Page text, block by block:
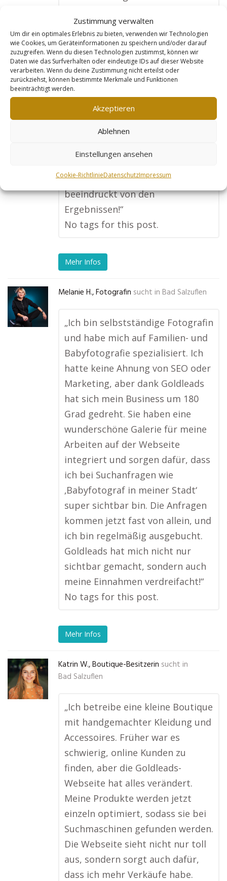
Zustimmung verwalten
Um dir ein optimales Erlebnis zu bieten, verwenden wir Technologien
wie Cookies, um Geräteinformationen zu speichern und/oder darauf
zuzugreifen. Wenn du diesen Technologien zustimmst, können wir
Daten wie das Surfverhalten oder eindeutige IDs auf dieser Website
verarbeiten. Wenn du deine Zustimmung nicht erteilst oder
zurückziehst, können bestimmte Merkmale und Funktionen
beeinträchtigt werden.
Akzeptieren
Ablehnen
Einstellungen ansehen
Cookie-RichtlinieDatenschutzImpressum
machen. Goldleads hat mir dabei
geholfen, eine professionelle
Webseite zu erstellen, die meine
Angebote klar und verständlich
darstellt. Seitdem ich die Seite
nutze, bekomme ich regelmäßig
neue Anfragen, besonders von
kleinen und mittelständischen
Unternehmen. Meine Einnahmen
facht, und ich bin wirklich
beeindruckt von den
Ergebnissen!“
No tags for this post.
Mehr Infos
Melanie H., Fotografin sucht in Bad Salzuflen
„Ich bin selbstständige Fotografin
und habe mich auf Familien- und
Babyfotografie spezialisiert. Ich
hatte keine Ahnung von SEO oder
Marketing, aber dank Goldleads
hat sich mein Business um 180
Grad gedreht. Sie haben eine
wunderschöne Galerie für meine
Arbeiten auf der Webseite
integriert und sorgen dafür, dass
ich bei Suchanfragen wie
‚Babyfotograf in meiner Stadt‘
super sichtbar bin. Die Anfragen
kommen jetzt fast von allein, und
ich bin regelmäßig ausgebucht.
Goldleads hat mich nicht nur
sichtbar gemacht, sondern auch
meine Einnahmen verdreifacht!“
No tags for this post.
Mehr Infos
Katrin W., Boutique-Besitzerin sucht in
Bad Salzuflen
„Ich betreibe eine kleine Boutique
mit handgemachter Kleidung und
Accessoires. Früher war es
schwierig, online Kunden zu
finden, aber die Goldleads-
Webseite hat alles verändert.
Meine Produkte werden jetzt
einzeln optimiert, sodass sie bei
Suchmaschinen gefunden werden.
Die Webseite sieht nicht nur toll
aus, sondern sorgt auch dafür,
dass ich mehr Verkäufe habe.